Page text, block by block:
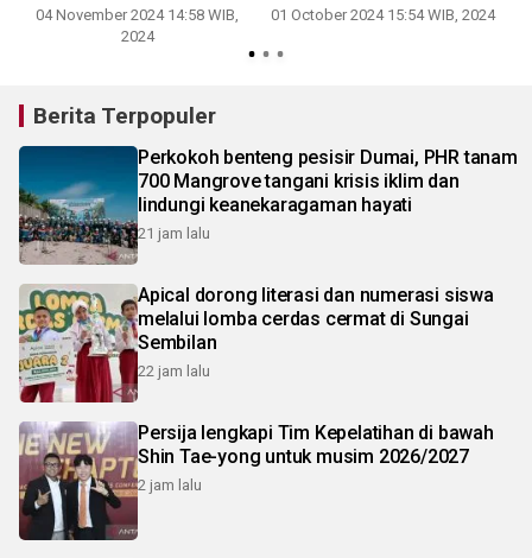
04 November 2024 14:58 WIB,
2024
01 October 2024 15:54 WIB, 2024
Berita Terpopuler
Perkokoh benteng pesisir Dumai, PHR tanam
700 Mangrove tangani krisis iklim dan
lindungi keanekaragaman hayati
21 jam lalu
Apical dorong literasi dan numerasi siswa
melalui lomba cerdas cermat di Sungai
Sembilan
22 jam lalu
Persija lengkapi Tim Kepelatihan di bawah
Shin Tae-yong untuk musim 2026/2027
2 jam lalu